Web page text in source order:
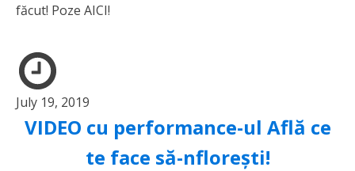
făcut! Poze AICI!
July 19, 2019
VIDEO cu performance-ul Află ce
te face să-nflorești!